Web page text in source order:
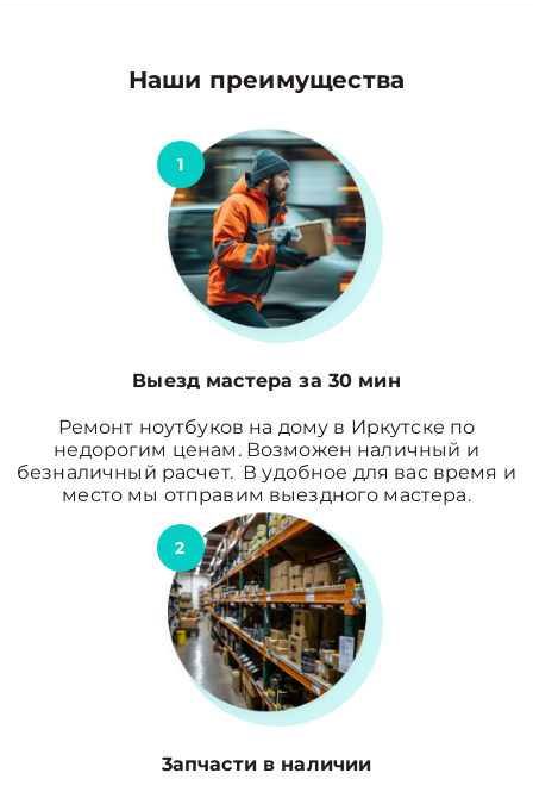
Наши преимущества
1
Выезд мастера за 30 мин
Ремонт ноутбуков на дому в Иркутске по
недорогим ценам. Возможен наличный и
безналичный расчет. В удобное для вас время и
место мы отправим выездного мастера.
2
3апчасти в наличии